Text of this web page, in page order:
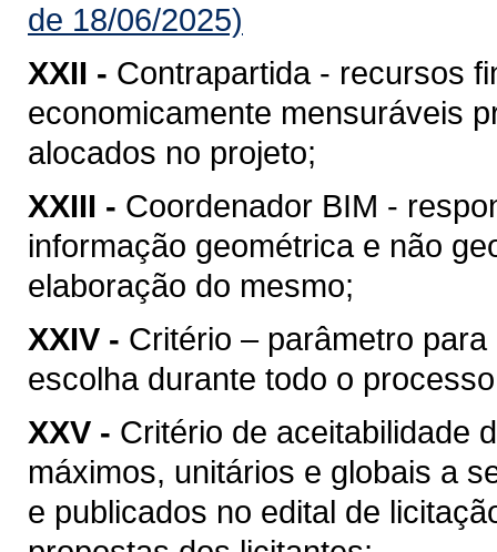
de 18/06/2025)
XXII - Contrapartida - recursos
economicamente mensuráveis
alocados no projeto;
XXIII - Coordenador BIM -
informação geométrica e não
elaboração do mesmo;
XXIV - Critério – parâmetro
escolha durante todo o
XXV - Critério de aceitabilidade
máximos, unitários e globais a
e publicados no edital de